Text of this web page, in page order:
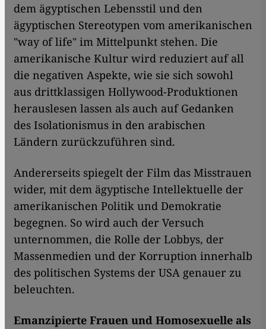
dem ägyptischen Lebensstil und den
ägyptischen Stereotypen vom amerikanischen
"way of life" im Mittelpunkt stehen. Die
amerikanische Kultur wird reduziert auf all
die negativen Aspekte, wie sie sich sowohl
aus drittklassigen Hollywood-Produktionen
herauslesen lassen als auch auf Gedanken
des Isolationismus in den arabischen
Ländern zurückzuführen sind.
Andererseits spiegelt der Film das Misstrauen
wider, mit dem ägyptische Intellektuelle der
amerikanischen Politik und Demokratie
begegnen. So wird auch der Versuch
unternommen, die Rolle der Lobbys, der
Massenmedien und der Korruption innerhalb
des politischen Systems der USA genauer zu
beleuchten.
Emanzipierte Frauen und Homosexuelle als